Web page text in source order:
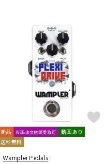
新品 WEB注文店頭受取可
動画あり
送料無料
Wampler Pedals